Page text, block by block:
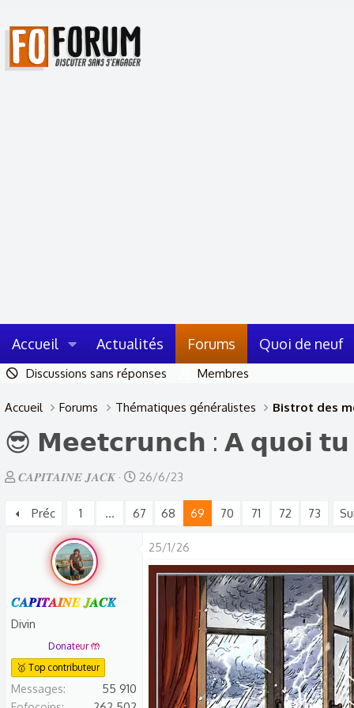
Accueil Actualités Forums Quoi de neuf
Discussions sans réponses Membres
Accueil Forums Thématiques généralistes Bistrot des
😎 𝗠𝗲𝗲𝘁𝗰𝗿𝘂𝗻𝗰𝗵 : 𝗔 𝗾𝘂𝗼𝗶
A
t
d
d
i
𝑪𝑨𝑷𝑰𝑻𝑨𝑰𝑵𝑬 𝑱𝑨𝑪𝑲
D
t
26/6/23
Préc 1 … 67 68 69 70 71 72 73
𝑪𝑨𝑷𝑰𝑻𝑨𝑰𝑵𝑬 𝑱𝑨𝑪𝑲
Divin
Donateur 🤲
🥇 Top contributeur
Messages
55 910
25/1/26